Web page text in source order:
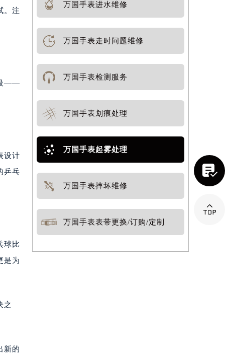
。注
吸——
设计
乒乓
球比
是为
之
新的
万国手表进水维修
万国手表走时问题维修
万国手表检测服务
万国手表划痕处理
万国手表起雾处理
万国手表摔坏维修
万国手表表带更换/订购/定制

